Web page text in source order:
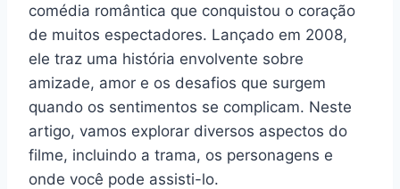
comédia romântica que conquistou o coração
de muitos espectadores. Lançado em 2008,
ele traz uma história envolvente sobre
amizade, amor e os desafios que surgem
quando os sentimentos se complicam. Neste
artigo, vamos explorar diversos aspectos do
filme, incluindo a trama, os personagens e
onde você pode assisti-lo.